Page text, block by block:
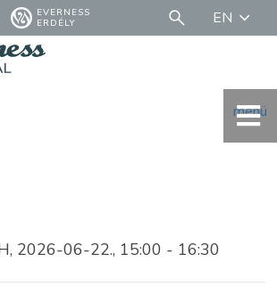
EVERNESS
ERDÉLY
EN
menü
2026-06-22., 15:00 - 16:30